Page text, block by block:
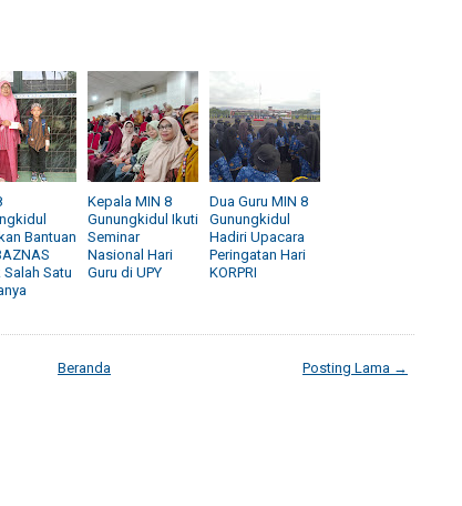
Bantuan
Salah Satu
Kepala MIN 8
Gunungkidul Ikuti
Seminar
Nasional Hari
Guru di UPY
Dua Guru MIN 8
Gunungkidul
Hadiri Upacara
Peringatan Hari
KORPRI
Posting Lama →
Beranda